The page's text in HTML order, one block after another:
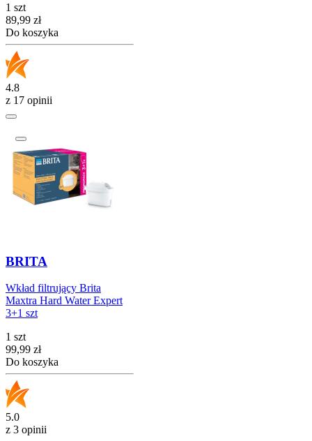
1 szt
Cena
89,99 zł
Do koszyka
4.8
z 17 opinii
BRITA
Wkład filtrujący Brita
Maxtra Hard Water Expert
3+1 szt
1 szt
Cena
99,99 zł
Do koszyka
5.0
z 3 opinii